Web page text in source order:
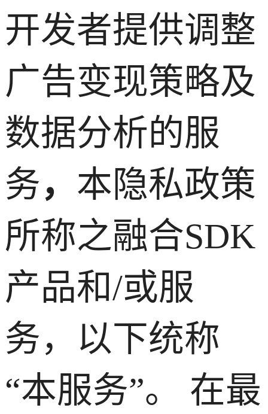
开发者提供调整
广告变现策略及
数据分析的服
务， 本隐私政策
所称之融合SDK
产品和/或服
务，以下统称
“本服务”。 在最